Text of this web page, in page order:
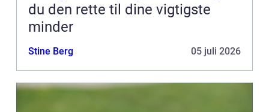
du den rette til dine vigtigste
minder
Stine Berg 05 juli 2026